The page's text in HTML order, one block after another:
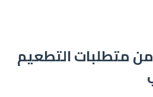
متطلبات التطعيم